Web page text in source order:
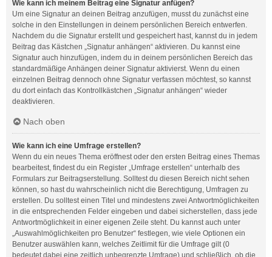
Wie kann ich meinem Beitrag eine Signatur anfügen?
Um eine Signatur an deinen Beitrag anzufügen, musst du zunächst eine
solche in den Einstellungen in deinem persönlichen Bereich entwerfen.
Nachdem du die Signatur erstellt und gespeichert hast, kannst du in jedem
Beitrag das Kästchen „Signatur anhängen“ aktivieren. Du kannst eine
Signatur auch hinzufügen, indem du in deinem persönlichen Bereich das
standardmäßige Anhängen deiner Signatur aktivierst. Wenn du einen
einzelnen Beitrag dennoch ohne Signatur verfassen möchtest, so kannst
du dort einfach das Kontrollkästchen „Signatur anhängen“ wieder
deaktivieren.
Nach oben
Wie kann ich eine Umfrage erstellen?
Wenn du ein neues Thema eröffnest oder den ersten Beitrag eines Themas
bearbeitest, findest du ein Register „Umfrage erstellen“ unterhalb des
Formulars zur Beitragserstellung. Solltest du diesen Bereich nicht sehen
können, so hast du wahrscheinlich nicht die Berechtigung, Umfragen zu
erstellen. Du solltest einen Titel und mindestens zwei Antwortmöglichkeiten
in die entsprechenden Felder eingeben und dabei sicherstellen, dass jede
Antwortmöglichkeit in einer eigenen Zeile steht. Du kannst auch unter
„Auswahlmöglichkeiten pro Benutzer“ festlegen, wie viele Optionen ein
Benutzer auswählen kann, welches Zeitlimit für die Umfrage gilt (0
bedeutet dabei eine zeitlich unbegrenzte Umfrage) und schließlich, ob die